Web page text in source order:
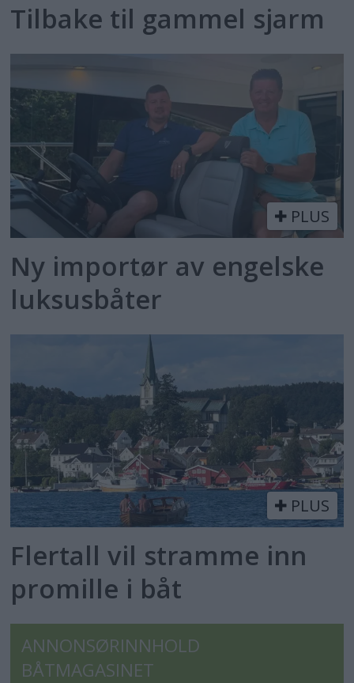
Tilbake til gammel sjarm
PLUS
Ny importør av engelske
luksusbåter
PLUS
Flertall vil stramme inn
promille i båt
ANNONSØRINNHOLD
BÅTMAGASINET